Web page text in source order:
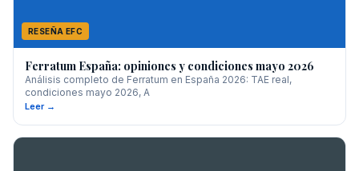
RESEÑA EFC
Ferratum España: opiniones y condiciones mayo 2026
Análisis completo de Ferratum en España 2026: TAE real,
condiciones mayo 2026, A
Leer →